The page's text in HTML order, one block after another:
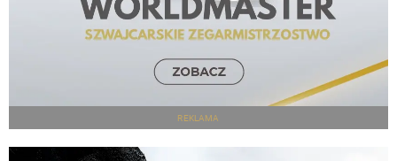
REKLAMA